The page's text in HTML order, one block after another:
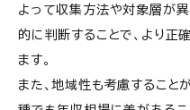
よって収集方法や対象層が
的に判断することで、より
ます。
また、地域性も考慮すること